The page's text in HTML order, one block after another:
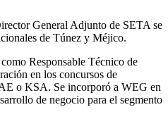
General Adjunto de SETA se
de Túnez y Méjico.
Responsable Técnico de
en los concursos de
o KSA. Se incorporó a WEG en
de negocio para el segmento